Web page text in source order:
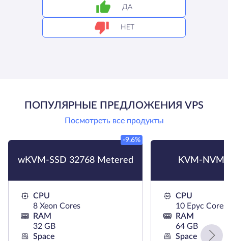
ДА
НЕТ
ПОПУЛЯРНЫЕ ПРЕДЛОЖЕНИЯ VPS
Посмотреть все продукты
wKVM-SSD 32768 Metered
-9.6%
CPU
8 Xeon Cores
RAM
32 GB
Space
KVM-
CPU
10 Epyc Cores
RAM
64 GB
Space